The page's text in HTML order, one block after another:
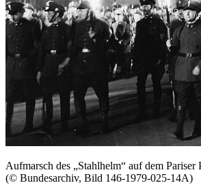
Aufmarsch des „Stahlhelm“ auf dem Pariser
(© Bundesarchiv, Bild 146-1979-025-14A)